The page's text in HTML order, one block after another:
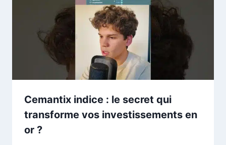
Cemantix indice : le secret qui
transforme vos investissements en
or ?